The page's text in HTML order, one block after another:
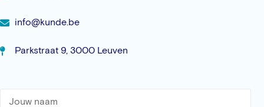
info@kunde.be
Parkstraat 9, 3000 Leuven